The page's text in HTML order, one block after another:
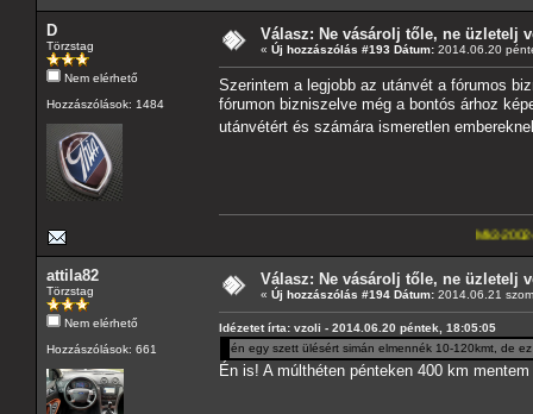
D
Törzstag
Nem elérhető
Hozzászólások: 1484
Válasz: Ne vásárolj tőle, ne üzletelj
« Új hozzászólás #193 Dátum: 2014.06.20
Szerintem a legjobb az utánvét a fórumos
fórumon bizniszelve még a bontós árhoz
utánvétért és számára ismeretlen
Mk3-2002-2,5-V6---A4-es
attila82
Törzstag
Nem elérhető
Hozzászólások: 661
Válasz: Ne vásárolj tőle, ne üzletelj
« Új hozzászólás #194 Dátum: 2014.06.21
Idézetet írta: vzoli - 2014.06.20 péntek, 18:05:05
én egy szett ülésért simán elmennék 10-120kmt, de
Én is! A múlthéten pénteken 400 km